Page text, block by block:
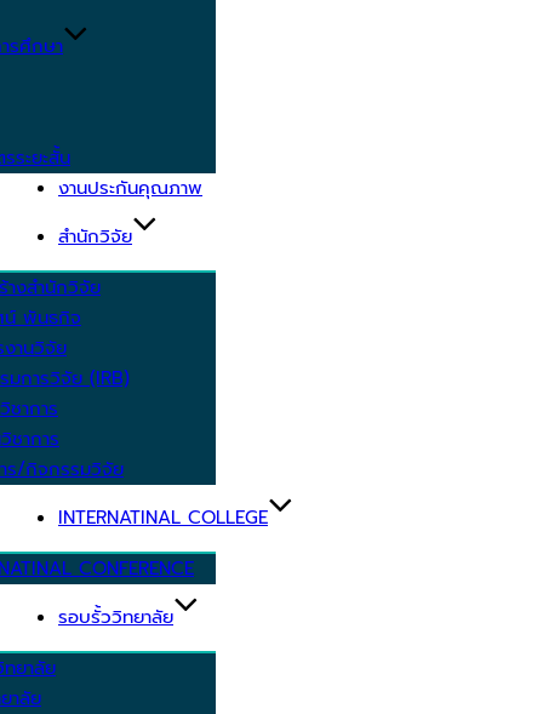
รศึกษา
ระยะสั้น
งานประกันคุณภาพ
สำนักวิจัย
างสำนักวิจัย
น์ พันธกิจ
งานวิจัย
มการวิจัย (IRB)
ชาการ
ชาการ
ร/กิจกรรมวิจัย
INTERNATINAL COLLEGE
CONFERENCE
รอบรั้ววิทยาลัย
ทยาลัย
าลัย